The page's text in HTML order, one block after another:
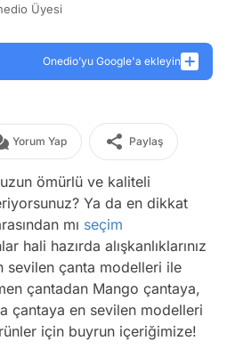
Üyesi
Onedio’yu Google'a ekleyin
Yorum Yap Paylaş
ömürlü ve kaliteli
Ya da en dikkat
mı seçim
hali hazırda alışkanlıklarınız
sevilen çanta modelleri ile
çantadan Mango çantaya,
çantaya en sevilen modelleri
için buyrun içeriğimize!